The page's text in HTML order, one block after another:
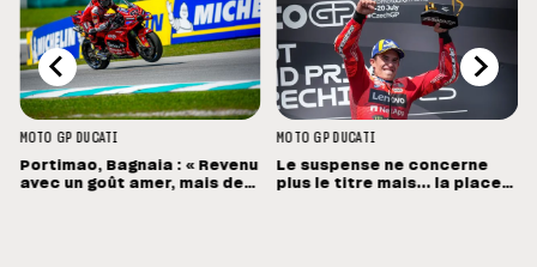
MOTO GP DUCATI
Portimao, Bagnaia : « Revenu
avec un goût amer, mais des
MOTO GP DUCATI
Le suspense ne concerne
plus le titre mais... la place